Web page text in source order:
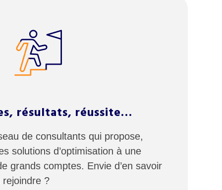
résultats, réussite…
de consultants qui propose,
solutions d’optimisation à une
grands comptes. Envie d’en savoir
rejoindre ?